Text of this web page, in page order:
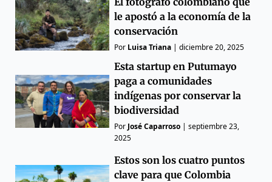
le apostó a la economía de la
conservación
Por Luisa Triana |diciembre 20, 2025
Esta startup en Putumayo
paga a comunidades
indígenas por conservar la
biodiversidad
Por José Caparroso |septiembre 23,
2025
Estos son los cuatro puntos
clave para que Colombia